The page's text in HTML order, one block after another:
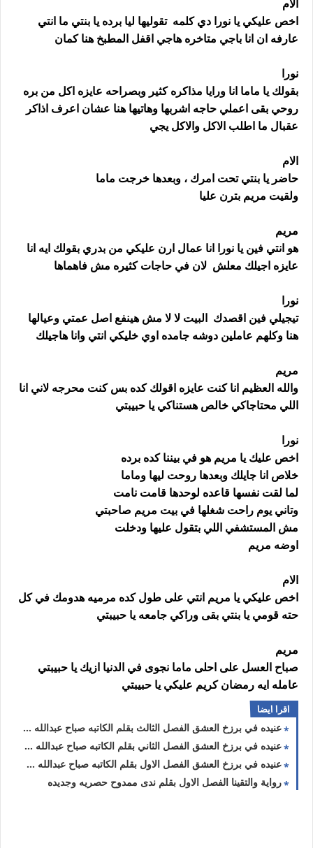
الام
اخص عليكي يا نورا دي كلمه تقوليها ليا برده يا بنتي ما انتي
عارفه ان انا باجي متاخره هاجي اقفل المطبخ هنا كمان
نورا
بقولك يا ماما انا ورايا مذاكره كثير وبصراحه عايزه اكل من بره
روحي بقى اعملي حاجه اشربها وهاتيها هنا عشان اعرف اذاكر
عقبال ما اطلب الاكل والاكل يجي
الام
حاضر يا بنتي تحت امرك ، وبعدها خرجت ماما
ولقيت مريم بترن عليا
مريم
هو انتي فين يا نورا انا عمال ارن عليكي من بدري بقولك ايه انا
عايزه اجيلك معلش لان في حاجات كثيره مش فاهماها
نورا
تيجيلي فين اقصدك البيت لا لا مش هينفع اصل عمتي وعيالها
هنا وكلهم عاملين دوشه جامده اوي خليكي انتي وانا هاجيلك
مريم
والله العظيم انا كنت عايزه اقولك كده بس كنت محرجه لاني انا
اللي محتاجاكي خالص هستناكي يا حبيبتي
نورا
اخص عليك يا مريم هو في بيننا كده برده
خلاص انا جايلك وبعدها روحت ليها وماما
لما لقت نفسها قاعده لوحدها قامت نامت
وتاني يوم راحت شغلها في بيت مريم صاحبتي
مش المستشفي اللي بتقول عليها ودخلت
اوضه مريم
الام
اخص عليكي يا مريم انتي على طول كده مرميه هدومك في كل
حته قومي يا بنتي بقى وراكي جامعه يا حبيبتي
مريم
صباح العسل على احلى ماما نجوى في الدنيا ازيك يا حبيبتي
عامله ايه رمضان كريم عليكي يا حبيبتي
اقرا ايضا
عنيده في برزخ العشق الفصل الثالث بقلم الكاتبه صباح عبدالله حصريه وجديده
عنيده في برزخ العشق الفصل الثاني بقلم الكاتبه صباح عبدالله حصريه وجديده
عنيده في برزخ العشق الفصل الاول بقلم الكاتبه صباح عبدالله حصريه وجديده
رواية والتقينا الفصل الاول بقلم ندى ممدوح حصريه وجديده